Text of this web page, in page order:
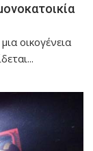
οικογένεια